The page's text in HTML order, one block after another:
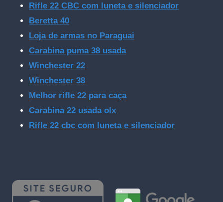
Rifle 22 CBC com luneta e silenciador
Beretta 40
Loja de armas no Paraguai
Carabina puma 38 usada
Winchester 22
Winchester 38
Melhor rifle 22 para caça
Carabina 22 usada olx
Rifle 22 cbc com luneta e silenciador